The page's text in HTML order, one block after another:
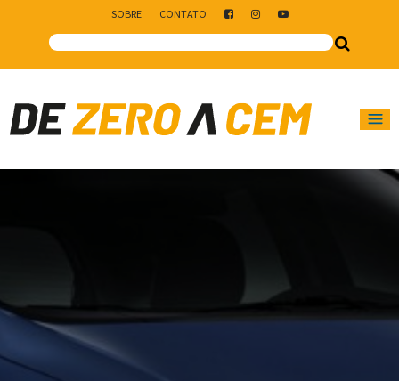
SOBRE CONTATO
Main Navigation